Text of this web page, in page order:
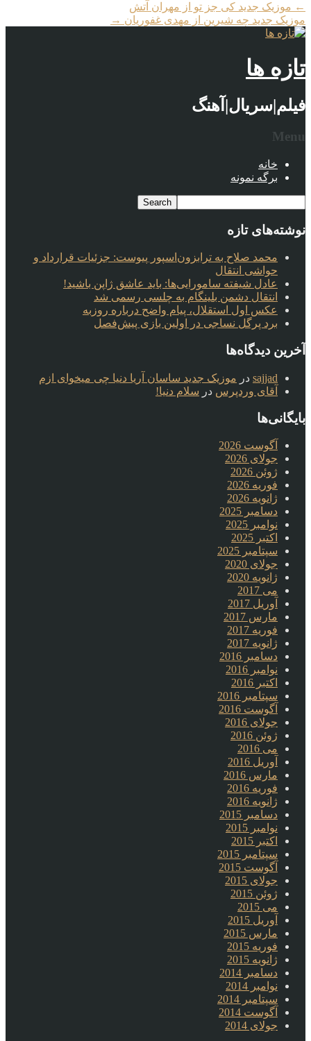
← موزیک جدید کی جز تو از مهران آتش
موزیک جدید چه شیرین از مهدی غفوریان →
تازه ها
فیلم|سریال|آهنگ
Menu
خانه
برگه نمونه
نوشته‌های تازه
محمد صلاح به ترابزون‌اسپور پیوست: جزئیات قرارداد و
حواشی انتقال
عادل شیفته سامورایی‌ها: باید عاشق ژاپن باشید!
انتقال دشمن بلینگام به چلسی رسمی شد
عکس اول استقلال، پیام واضح درباره روزبه
برد پرگل نساجی در اولین بازی پیش‌فصل
آخرین دیدگاه‌ها
sajjad در موزیک جدید ساسان آریا دنیا چی میخوای ازم
آقای وردپرس در سلام دنیا!
بایگانی‌ها
آگوست 2026
جولای 2026
ژوئن 2026
فوریه 2026
ژانویه 2026
دسامبر 2025
نوامبر 2025
اکتبر 2025
سپتامبر 2025
جولای 2020
ژانویه 2020
می 2017
آوریل 2017
مارس 2017
فوریه 2017
ژانویه 2017
دسامبر 2016
نوامبر 2016
اکتبر 2016
سپتامبر 2016
آگوست 2016
جولای 2016
ژوئن 2016
می 2016
آوریل 2016
مارس 2016
فوریه 2016
ژانویه 2016
دسامبر 2015
نوامبر 2015
اکتبر 2015
سپتامبر 2015
آگوست 2015
جولای 2015
ژوئن 2015
می 2015
آوریل 2015
مارس 2015
فوریه 2015
ژانویه 2015
دسامبر 2014
نوامبر 2014
سپتامبر 2014
آگوست 2014
جولای 2014